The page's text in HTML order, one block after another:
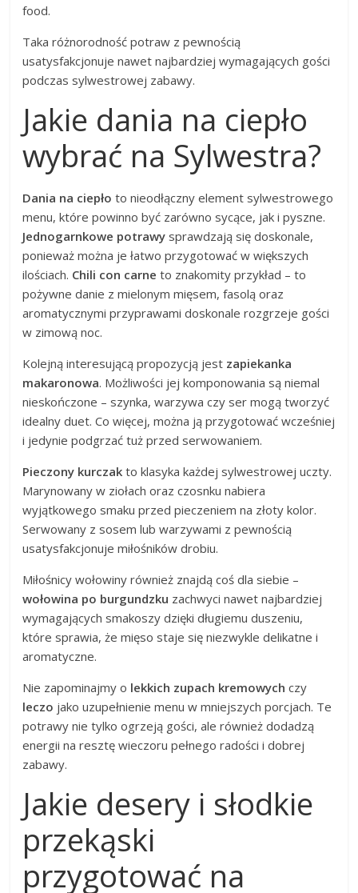
food.
Taka różnorodność potraw z pewnością
usatysfakcjonuje nawet najbardziej wymagających gości
podczas sylwestrowej zabawy.
Jakie dania na ciepło
wybrać na Sylwestra?
Dania na ciepło to nieodłączny element sylwestrowego
menu, które powinno być zarówno sycące, jak i pyszne.
Jednogarnkowe potrawy sprawdzają się doskonale,
ponieważ można je łatwo przygotować w większych
ilościach. Chili con carne to znakomity przykład – to
pożywne danie z mielonym mięsem, fasolą oraz
aromatycznymi przyprawami doskonale rozgrzeje gości
w zimową noc.
Kolejną interesującą propozycją jest zapiekanka
makaronowa. Możliwości jej komponowania są niemal
nieskończone – szynka, warzywa czy ser mogą tworzyć
idealny duet. Co więcej, można ją przygotować wcześniej
i jedynie podgrzać tuż przed serwowaniem.
Pieczony kurczak to klasyka każdej sylwestrowej uczty.
Marynowany w ziołach oraz czosnku nabiera
wyjątkowego smaku przed pieczeniem na złoty kolor.
Serwowany z sosem lub warzywami z pewnością
usatysfakcjonuje miłośników drobiu.
Miłośnicy wołowiny również znajdą coś dla siebie –
wołowina po burgundzku zachwyci nawet najbardziej
wymagających smakoszy dzięki długiemu duszeniu,
które sprawia, że mięso staje się niezwykle delikatne i
aromatyczne.
Nie zapominajmy o lekkich zupach kremowych czy
leczo jako uzupełnienie menu w mniejszych porcjach. Te
potrawy nie tylko ogrzeją gości, ale również dodadzą
energii na resztę wieczoru pełnego radości i dobrej
zabawy.
Jakie desery i słodkie
przekąski
przygotować na